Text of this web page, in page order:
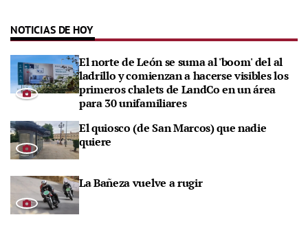
NOTICIAS DE HOY
El norte de León se suma al 'boom' del al
ladrillo y comienzan a hacerse visibles los
primeros chalets de LandCo en un área
para 30 unifamiliares
El quiosco (de San Marcos) que nadie
quiere
La Bañeza vuelve a rugir